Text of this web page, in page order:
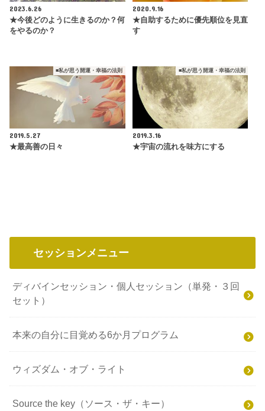
2023.6.26
★今後どのように生きるのか？何
をやるのか？
2020.9.16
★自助するために優先順位を見直
す
■私が思う開運・幸福の法則
2019.5.27
★最高善の日々
■私が思う開運・幸福の法則
2019.3.16
★宇宙の流れを味方にする
セッションメニュー
ディバインセッション・個人セッション（単発・３回
セット）
本来の自分に目覚める6か月プログラム
ウィズダム・オブ・ライト
Source the key（ソース・ザ・キー）